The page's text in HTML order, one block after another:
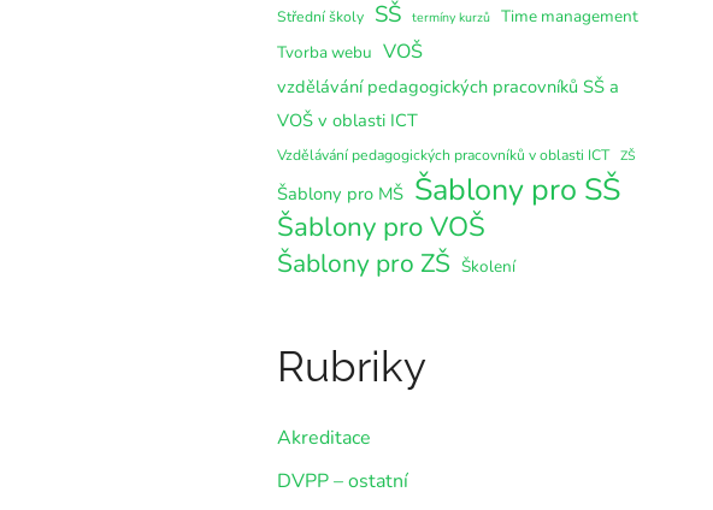
Střední školy SŠ termíny kurzů Time management
Tvorba webu VOŠ
vzdělávání pedagogických pracovníků SŠ a
VOŠ v oblasti ICT
Vzdělávání pedagogických pracovníků v oblasti ICT ZŠ
Šablony pro MŠ Šablony pro SŠ
Šablony pro VOŠ
Šablony pro ZŠ Školení
Rubriky
Akreditace
DVPP – ostatní